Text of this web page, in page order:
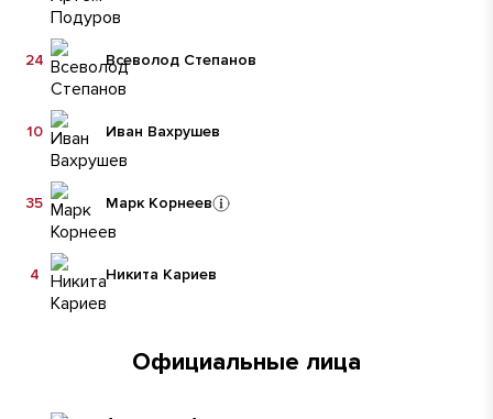
Всеволод Степанов
24
Иван Вахрушев
10
Марк Корнеев
35
Никита Кариев
4
Официальные лица